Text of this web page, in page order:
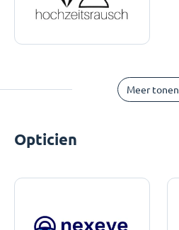
Meer tonen
Opticien